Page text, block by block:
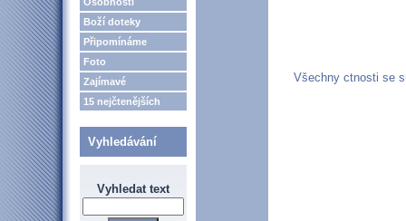
Boží doteky
Připomínáme
Foto
Zajímavé
15 nejčtenějších
Vyhledávání
Vyhledat text
Všechny ctnosti se